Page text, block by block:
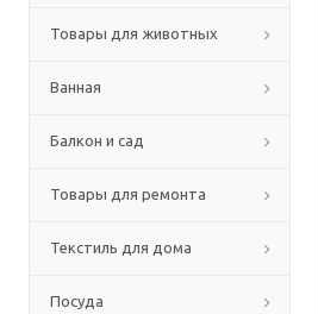
Товары для животных
Ванная
Балкон и сад
Товары для ремонта
Текстиль для дома
Посуда